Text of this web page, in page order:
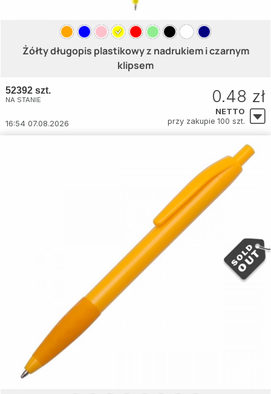
Żółty długopis plastikowy z nadrukiem i czarnym
klipsem
52392 szt.
NA STANIE
16:54 07.08.2026
0.48 zł
NETTO
przy zakupie 100 szt.